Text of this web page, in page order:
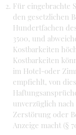
Für eingebrachte
den gesetzlichen
Hundertfachen
3500, und
Kostbarkeiten
Kostbarkeiten
im Hotel-oder
empfiehlt, von
unverzüglich
Zerstörung oder
Anzeige macht (§